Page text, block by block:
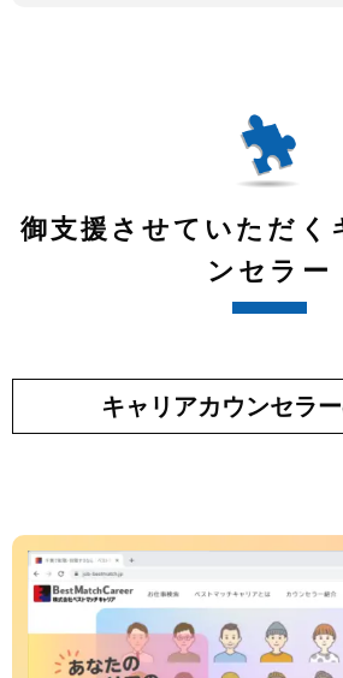
御支援させていただく
ンセラー
キャリアカウンセラ